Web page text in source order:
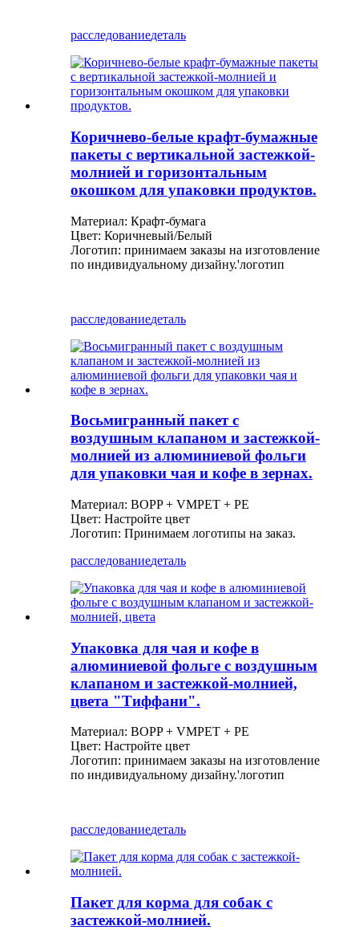
расследованиедеталь
Коричнево-белые крафт-бумажные
пакеты с вертикальной застежкой-
молнией и горизонтальным
окошком для упаковки продуктов.
Материал: Крафт-бумага
Цвет: Коричневый/Белый
Логотип: принимаем заказы на изготовление
по индивидуальному дизайну.'логотип
расследованиедеталь
Восьмигранный пакет с
воздушным клапаном и застежкой-
молнией из алюминиевой фольги
для упаковки чая и кофе в зернах.
Материал: BOPP + VMPET + PE
Цвет: Настройте цвет
Логотип: Принимаем логотипы на заказ.
расследованиедеталь
Упаковка для чая и кофе в
алюминиевой фольге с воздушным
клапаном и застежкой-молнией,
цвета "Тиффани".
Материал: BOPP + VMPET + PE
Цвет: Настройте цвет
Логотип: принимаем заказы на изготовление
по индивидуальному дизайну.'логотип
расследованиедеталь
Пакет для корма для собак с
застежкой-молнией.